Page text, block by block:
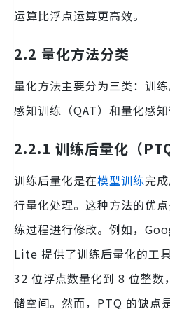
运算比浮点运算更高效。
2.2 量化方法分类
量化方法主要分为三类：训
感知训练（QAT）和量化感知
2.2.1 训练后量化（PTQ
训练后量化是在模型训练完
行量化处理。这种方法的优
练过程进行修改。例如，
Lite 提供了训练后量化的工
32 位浮点数量化到 8 位整数
储空间。然而，PTQ 的缺点